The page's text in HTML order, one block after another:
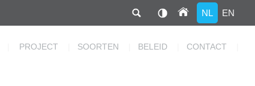
NL EN
PROJECT SOORTEN BELEID CONTACT